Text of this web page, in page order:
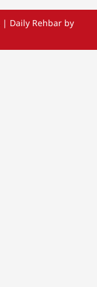
| Daily Rehbar by